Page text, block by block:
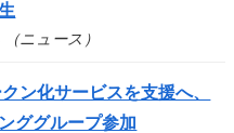
ニュース）
ン化サービスを支援へ、
ググループ参加